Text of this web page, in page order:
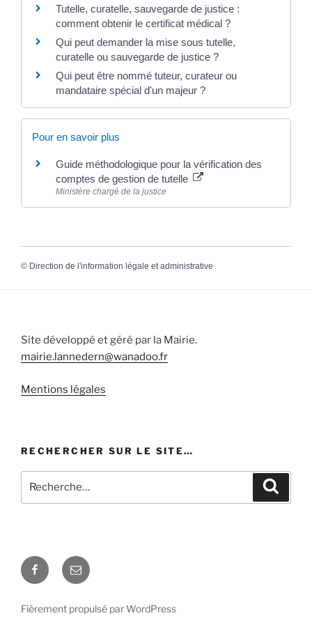
Tutelle, curatelle, sauvegarde de justice :
comment obtenir le certificat médical ?
Qui peut demander la mise sous tutelle,
curatelle ou sauvegarde de justice ?
Qui peut être nommé tuteur, curateur ou
mandataire spécial d'un majeur ?
Pour en savoir plus
Guide méthodologique pour la vérification des
comptes de gestion de tutelle
Ministère chargé de la justice
© Direction de l'information légale et administrative
Site développé et géré par la Mairie.
mairie.lannedern@wanadoo.fr
Mentions légales
RECHERCHER SUR LE SITE…
pour
Facebook
E-
mail
Fièrement propulsé par WordPress